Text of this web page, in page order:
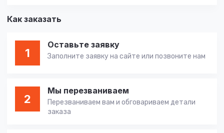
Как заказать
1
Оставьте заявку
Заполните заявку на сайте или позвоните нам
2
Мы перезваниваем
Перезваниваем вам и обговариваем детали
заказа